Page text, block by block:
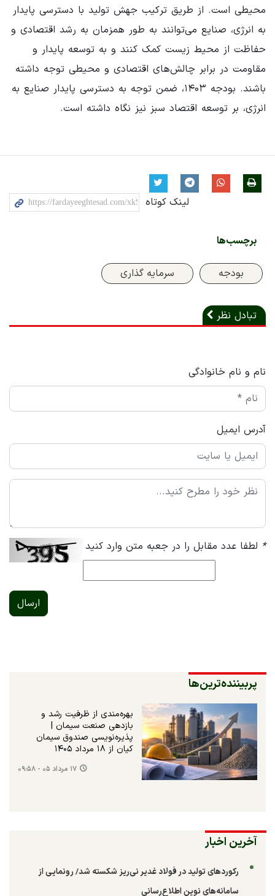
محیطی است. از طریق ترکیب جهش تولید با دسترسی پایدار
به انرژی، صنایع می‌توانند به طور همزمان به رشد اقتصادی و
حفاظت از محیط زیست کمک کنند و به توسعه پایدار و
مقاومت در برابر چالش‌های اقتصادی و محیطی توجه داشته
باشند. بودجه ۱۴۰۳، ضمن توجه به دسترسی پایدار صنایع به
انرژی، بر توسعه اقتصاد سبز نیز نگاه داشته است.
لینک کوتاه
برچسب‌ها
بودجه سرمایه گذاری
تبادل نظر
نام و نام خانوادگی
آدرس ایمیل
* لطفا عدد مقابل را در جعبه متن وارد کنید
ارسال
پربیننده‌ترین‌ها
بهره‌مندی از ظرفیت رشد و
بازدهی صنعت سیمان |
پذیره‌نویسی صندوق سیمان
کیان از ۱۸ مرداد ۱۴۰۵
۱۷ مرداد ۰۵ - ۰۹:۵۸
آخرین اخبار
رکوردهای تولید در فولاد غدیر نی‌ریز شکسته شد/ رونمایی از
سامانه‌های نوین اطلاع‌رسانی